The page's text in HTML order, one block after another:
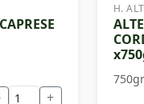
+
H.
750gr